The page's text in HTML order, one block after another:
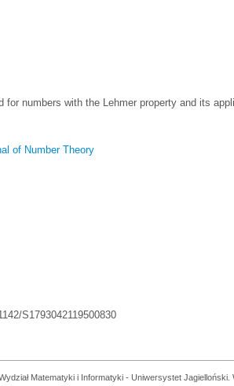
for numbers with the Lehmer property and its
of Number Theory
S1793042119500830
Matematyki i Informatyki - Uniwersystet